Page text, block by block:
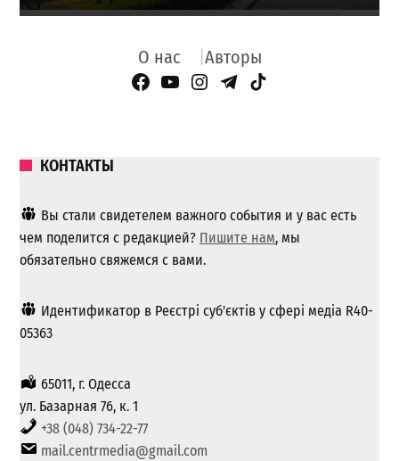
О нас Авторы
Facebook Page
YouTube
Instagram
Telegram
TikTok
КОНТАКТЫ
Вы стали свидетелем важного события и у вас есть
чем поделится с редакцией? Пишите нам, мы
обязательно свяжемся с вами.
Идентификатор в Реєстрі суб'єктів у сфері медіа R40-
05363
65011, г. Одесса
ул. Базарная 76, к. 1
+38 (048) 734-22-77
mail.centrmedia@gmail.com